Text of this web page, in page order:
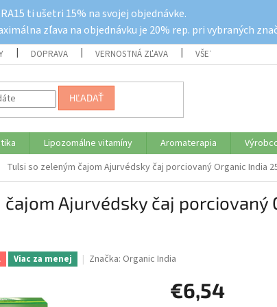
ti ušetri 15% na svojej objednávke.
zľava na objednávku je 20% rep. pri vybraných
DOPRAVA VERNOSTNÁ ZĽAVA VŠETKO O NÁKUPE
HĽADAŤ
Lipozomálne vitamíny Aromaterapia
Tulsi so zeleným čajom Ajurvédsky čaj porciovaný Organic India
Ajurvédsky čaj porciovaný
Viac za menej Značka: Organic India
€6,54